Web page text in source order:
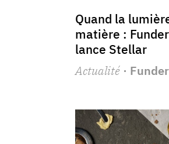
Quand la
matière :
lance Stellar
Actualité·